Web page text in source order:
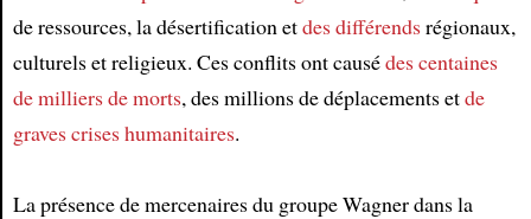
de ressources, la désertification etdes différendsrégionaux,
culturels et religieux. Ces conflits ont causédes centaines
de milliers de morts, des millions de déplacements etde
graves crises humanitaires.
La présence de mercenaires du groupe Wagner dans la